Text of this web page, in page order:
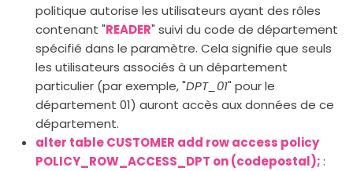
politique autorise les utilisateurs ayant des rôles
contenant "READER" suivi du code de département
spécifié dans le paramètre. Cela signifie que seuls
les utilisateurs associés à un département
particulier (par exemple, "DPT_01" pour le
département 01) auront accès aux données de ce
département.
alter table CUSTOMER add row access policy
POLICY_ROW_ACCESS_DPT on (codepostal);: